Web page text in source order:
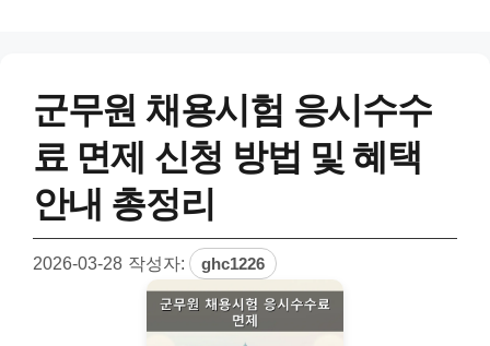
군무원 채용시험 응시수수
료 면제 신청 방법 및 혜택
안내 총정리
2026-03-28 작성자: ghc1226